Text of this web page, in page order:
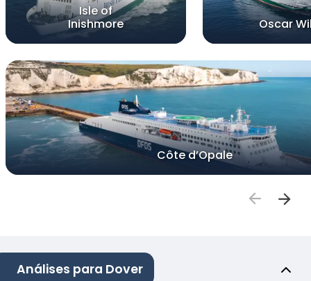
Isle of
Inishmore
Oscar
Côte d’Opale
Análises para Dover